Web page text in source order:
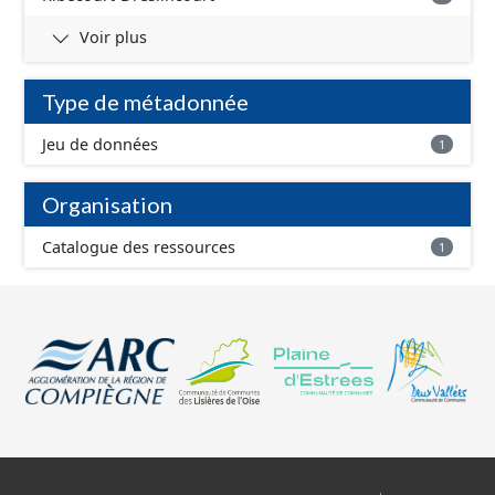
Voir plus
Type de métadonnée
Jeu de données 1
Organisation
Catalogue des ressources 1